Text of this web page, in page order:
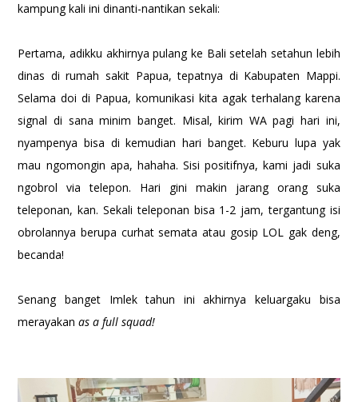
kampung kali ini dinanti-nantikan sekali:
Pertama, adikku akhirnya pulang ke Bali setelah setahun lebih
dinas di rumah sakit Papua, tepatnya di Kabupaten Mappi.
Selama doi di Papua, komunikasi kita agak terhalang karena
signal di sana minim banget. Misal, kirim WA pagi hari ini,
nyampenya bisa di kemudian hari banget. Keburu lupa yak
mau ngomongin apa, hahaha. Sisi positifnya, kami jadi suka
ngobrol via telepon. Hari gini makin jarang orang suka
teleponan, kan. Sekali teleponan bisa 1-2 jam, tergantung isi
obrolannya berupa curhat semata atau gosip LOL gak deng,
becanda!
Senang banget Imlek tahun ini akhirnya keluargaku bisa
merayakanas a full squad!